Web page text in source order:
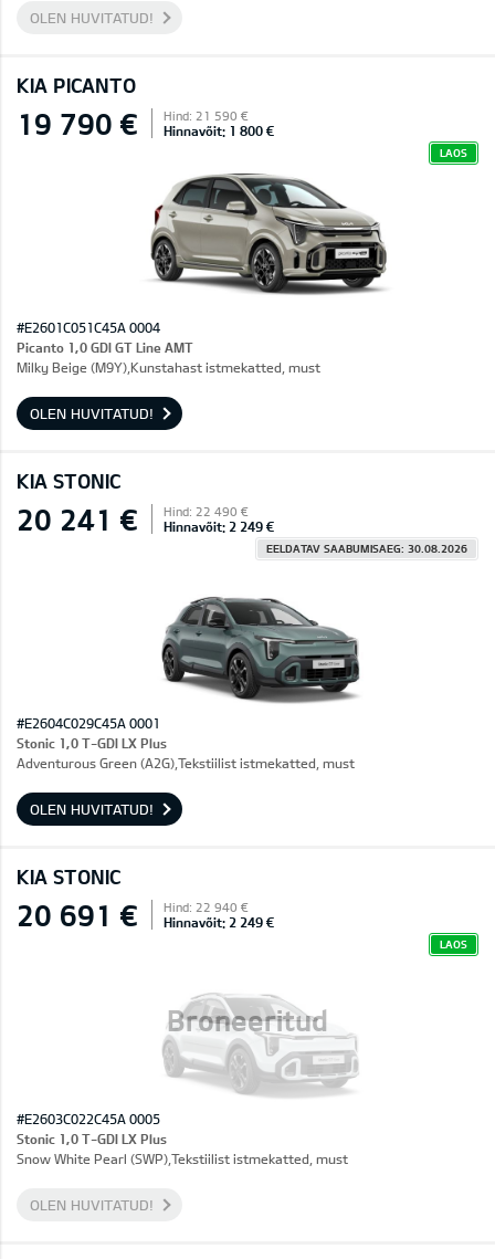
OLEN HUVITATUD!
KIA PICANTO
19 790 € Hind: 21 590 €
Hinnavõit: 1 800 €
LAOS
#E2601C051C45A 0004
Picanto 1,0 GDI GT Line AMT
Milky Beige (M9Y),Kunstahast istmekatted, must
OLEN HUVITATUD!
KIA STONIC
20 241 € Hind: 22 490 €
Hinnavõit: 2 249 €
EELDATAV SAABUMISAEG: 30.08.2026
#E2604C029C45A 0001
Stonic 1,0 T-GDI LX Plus
Adventurous Green (A2G),Tekstiilist istmekatted, must
OLEN HUVITATUD!
KIA STONIC
Broneeritud
20 691 € Hind: 22 940 €
Hinnavõit: 2 249 €
LAOS
#E2603C022C45A 0005
Stonic 1,0 T-GDI LX Plus
Snow White Pearl (SWP),Tekstiilist istmekatted, must
OLEN HUVITATUD!